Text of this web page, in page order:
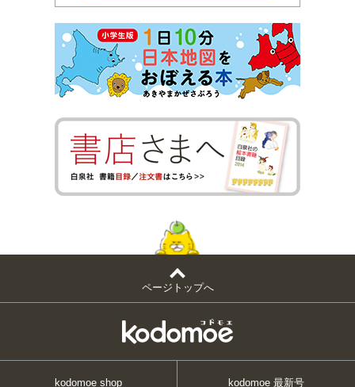
ページトップへ
kodomoe shop kodomoe 最新号